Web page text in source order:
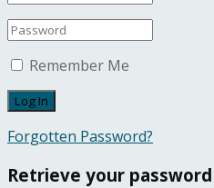
Remember Me
Forgotten Password?
Retrieve your password